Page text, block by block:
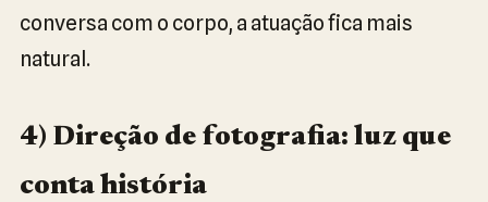
conversa com o corpo, a atuação fica mais
natural.
4) Direção de fotografia: luz que
conta história